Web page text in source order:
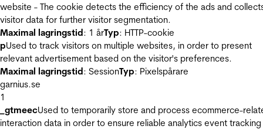
website - The cookie detects the efficiency of the ads and
visitor data for further visitor segmentation.
Maximal lagringstid: 1 årTyp: HTTP-cookie
pUsed to track visitors on multiple websites, in order to present
relevant advertisement based on the visitor's preferences.
Maximal lagringstid: SessionTyp: Pixelspårare
garnius.se
1
_gtmeecUsed to temporarily store and process ecommerce-
interaction data in order to ensure reliable analytics event tracking